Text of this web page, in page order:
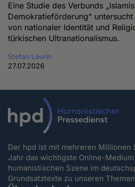
Eine Studie des Verbunds
Demokratieförderung“
von nationaler Identität und
türkischen Ultranationalismus.
Stefan Laurin
27.07.2026
Der hpd ist mit mehreren Millionen
Jahr das wichtigste Online-
humanistischen Szene im
Grundsatztexte zu unseren